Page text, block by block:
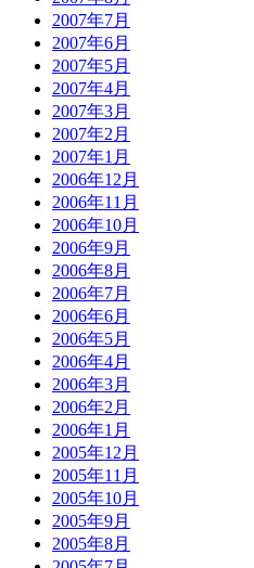
2007年7月
2007年6月
2007年5月
2007年4月
2007年3月
2007年2月
2007年1月
2006年12月
2006年11月
2006年10月
2006年9月
2006年8月
2006年7月
2006年6月
2006年5月
2006年4月
2006年3月
2006年2月
2006年1月
2005年12月
2005年11月
2005年10月
2005年9月
2005年8月